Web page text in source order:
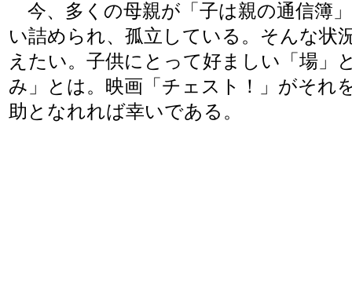
今、多くの母親が「子は親の通信簿
い詰められ、孤立している。そんな状
えたい。子供にとって好ましい「場」
み」とは。映画「チェスト！」がそれ
助となれれば幸いである。